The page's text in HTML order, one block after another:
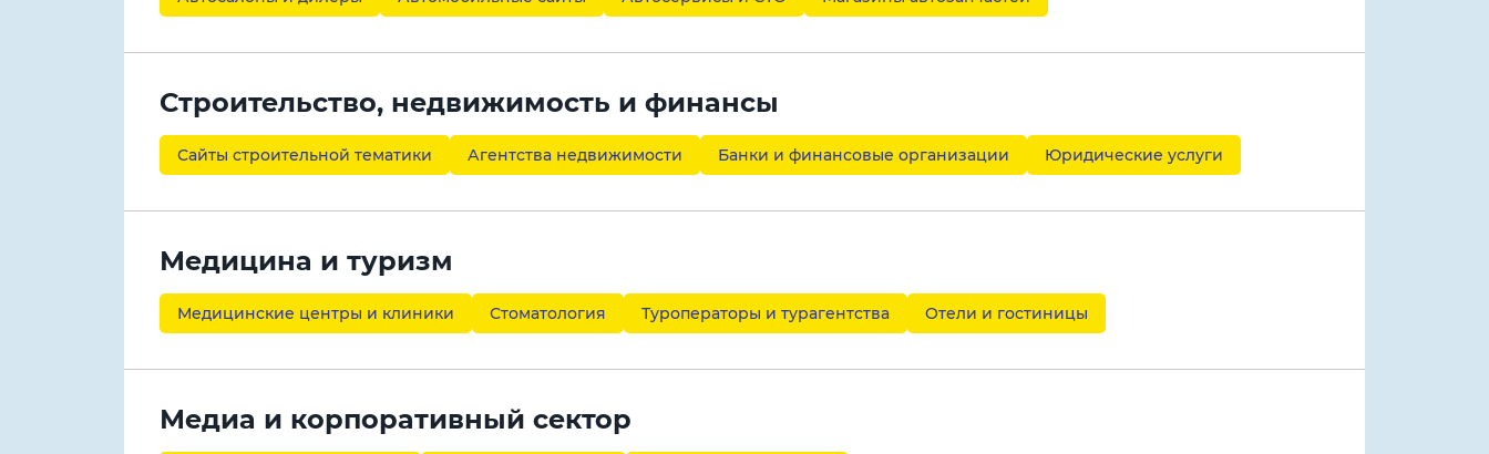
Строительство, недвижимость и финансы
Сайты строительной тематики Агентства недвижимости Банки и финансовые организации Юридические услуги
Медицина и туризм
Медицинские центры и клиники Стоматология Туроператоры и турагентства Отели и гостиницы
Медиа и корпоративный сектор